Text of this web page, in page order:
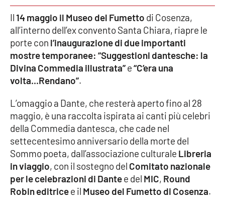
Meteo
Editoriali
VIDEO
Cronaca
Cultura
Economia e Lavoro
Politica
Il14 maggio il Museo del Fumetto di Cosenza,
all’interno dell’ex convento Santa Chiara, riapre le
porte con l’inaugurazione di due importanti
mostre temporanee: “Suggestioni dantesche: la
Divina Commedia illustrata”e“C’era una
volta...Rendano”.
L’omaggio a Dante, che resterà aperto fino al 28
maggio, è una raccolta ispirata ai canti più celebri
della Commedia dantesca, che cade nel
settecentesimo anniversario della morte del
Sommo poeta, dall’associazione culturale Libreria
in viaggio, con il sostegno del Comitato nazionale
per le celebrazioni di Dantee del MIC, Round
Robin editricee il Museo del Fumetto di Cosenza.